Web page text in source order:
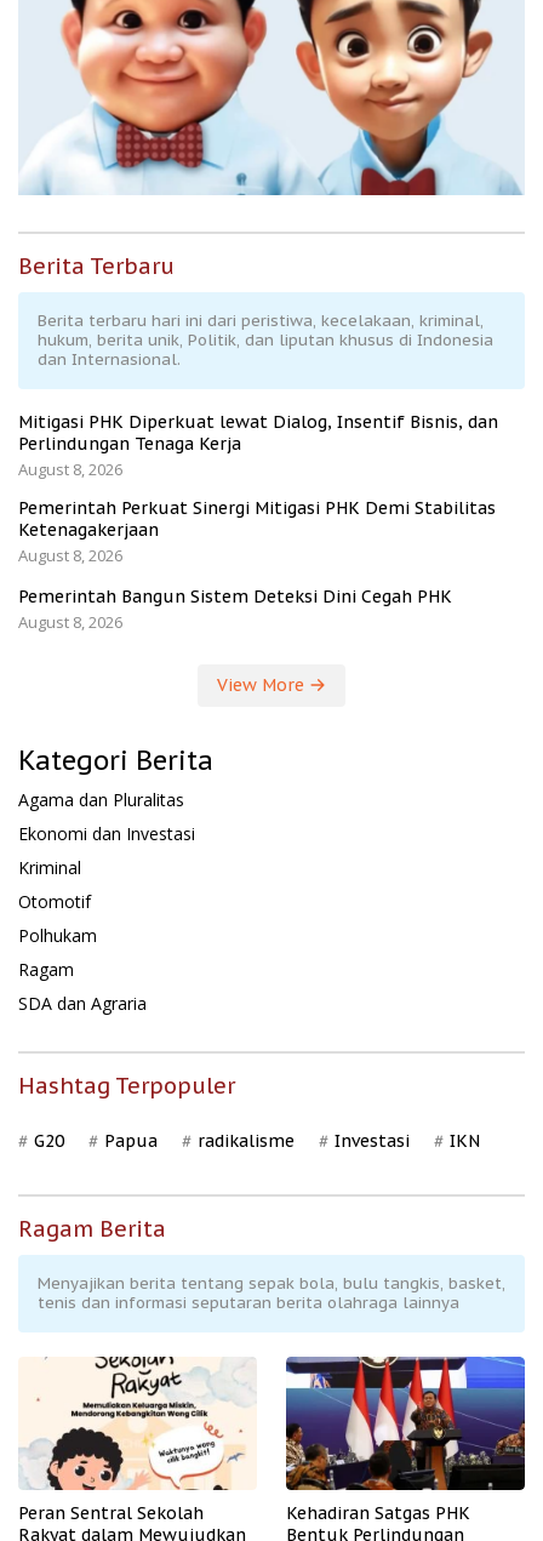
Berita Terbaru
Berita terbaru hari ini dari peristiwa, kecelakaan, kriminal,
hukum, berita unik, Politik, dan liputan khusus di Indonesia
dan Internasional.
Mitigasi PHK Diperkuat lewat Dialog, Insentif Bisnis, dan
Perlindungan Tenaga Kerja
August 8, 2026
Pemerintah Perkuat Sinergi Mitigasi PHK Demi Stabilitas
Ketenagakerjaan
August 8, 2026
Pemerintah Bangun Sistem Deteksi Dini Cegah PHK
August 8, 2026
View More
Kategori Berita
Agama dan Pluralitas
Ekonomi dan Investasi
Kriminal
Otomotif
Polhukam
Ragam
SDA dan Agraria
Hashtag Terpopuler
G20 Papua radikalisme Investasi IKN
Ragam Berita
Menyajikan berita tentang sepak bola, bulu tangkis, basket,
tenis dan informasi seputaran berita olahraga lainnya
Peran Sentral Sekolah
Rakyat dalam Mewujudkan
Kehadiran Satgas PHK
Bentuk Perlindungan